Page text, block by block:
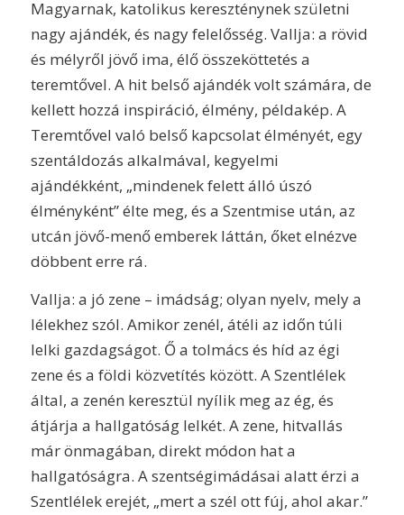
Magyarnak, katolikus kereszténynek születni
nagy ajándék, és nagy felelősség. Vallja: a rövid
és mélyről jövő ima, élő összeköttetés a
teremtővel. A hit belső ajándék volt számára, de
kellett hozzá inspiráció, élmény, példakép. A
Teremtővel való belső kapcsolat élményét, egy
szentáldozás alkalmával, kegyelmi
ajándékként, „mindenek felett álló úszó
élményként” élte meg, és a Szentmise után, az
utcán jövő-menő emberek láttán, őket elnézve
döbbent erre rá.
Vallja: a jó zene – imádság; olyan nyelv, mely a
lélekhez szól. Amikor zenél, átéli az időn túli
lelki gazdagságot. Ő a tolmács és híd az égi
zene és a földi közvetítés között. A Szentlélek
által, a zenén keresztül nyílik meg az ég, és
átjárja a hallgatóság lelkét. A zene, hitvallás
már önmagában, direkt módon hat a
hallgatóságra. A szentségimádásai alatt érzi a
Szentlélek erejét, „mert a szél ott fúj, ahol akar.”